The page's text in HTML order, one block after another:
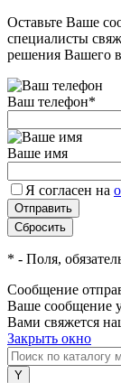
Оставьте Ваше
специалисты
решения Вашего
Ваш телефон*
Ваше имя
Я согласен на
* - Поля,
Сообщение
Ваше сообщение
Вами свяжется
Закрыть окно